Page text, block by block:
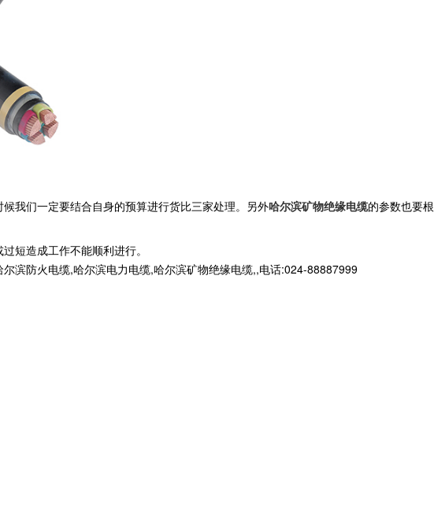
我们一定要结合自身的预算进行货比三家处理。另外哈尔滨矿物绝缘电缆的参数也要根
短造成工作不能顺利进行。
滨防火电缆,哈尔滨电力电缆,哈尔滨矿物绝缘电缆,,电话:024-88887999